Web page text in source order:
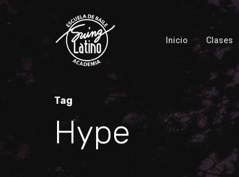
Inicio Clases
Tag
Hype